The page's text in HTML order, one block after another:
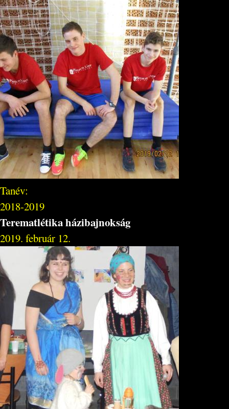
Tanév:
2018-2019
Terematlétika házibajnokság
2019. február 12.